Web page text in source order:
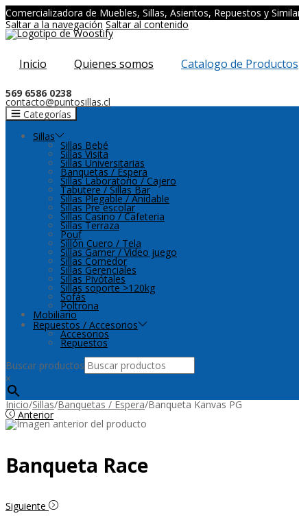
Comercializadora de Muebles, Sillas, Asientos, Repuestos y
Saltar a la navegación Saltar al contenido
Inicio Quienes somos Catalogo de Productos
569 6586 0238
contacto@puntosillas.cl
Categorías
Sillas
Sillas Bebé
Sillas Visita
Sillas Universitarias
Banquetas / Espera
Sillas Laboratorio / Cajero
Tabutere / Sillas Bar
Sillas Plegable / Anidable
Sillas Pre escolar
Sillas Casino / Cafeteria
Sillas Terraza
Pouf
Sillón Cuero / Tela
Sillas Gamer / Video juego
Sillas Comedor
Sillas Gerenciales
Sillas Pivótales
Sillas soporte >120kg
Sofás
Poltrona
Mobiliario
Repuestos / Accesorios
Accesorios
Repuestos
Buscar productos
×
Inicio/Sillas/Banquetas / Espera/Banqueta Kanvas PG
Anterior
Banqueta Race
Siguiente